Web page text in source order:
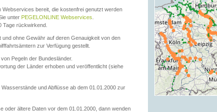
bereit, die kostenfrei genutzt werden
unter PEGELONLINE Webservices
Tage rückwirkend.
und ohne Gewähr auf deren Genauigkeit von den
zur Verfügung gestellt.
Pegeln der Bundesländer.
der Länder erhoben und veröffentlicht (siehe
und Abflüsse ab dem 01.01.2000 zur
oder ältere Daten vor dem 01.01.2000, dann wenden